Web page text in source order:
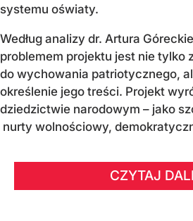
systemu oświaty.
Według analizy dr. Artura
problemem projektu jest nie tylko
do wychowania patriotycznego,
określenie jego treści. Projekt
dziedzictwie narodowym – jako
nurty wolnościowy,
CZYTAJ